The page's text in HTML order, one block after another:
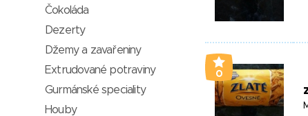
0
Čokoláda
Dezerty
Džemy a zavařeniny
Extrudované potraviny
Gurmánské speciality
Houby